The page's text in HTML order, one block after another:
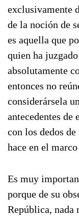
exclusivamente
de la noción de
es aquella que
quien ha
absolutamente
entonces no
considerársela
antecedentes de
con los dedos
hace en el
Es muy
porque de su
República, nada